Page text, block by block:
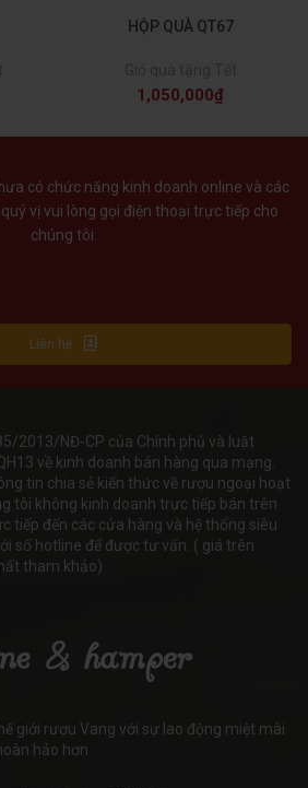
HỘP QUÀ QT67
1,050,000₫
có chức năng kinh doanh online và các
vị vui lòng gọi điện thoại trực tiếp cho
chúng tôi.
Liên hệ
2013/NĐ-CP của Chính phủ và luật
về kinh doanh bán hàng qua mạng.
tin chia sẻ kiến thức về rượu ngoại hoạt
tôi không kinh doanh trực tiếp bán trên
tiếp đến các cửa hàng và hệ thống siêu
số hotline để được tư vấn. ( giá trên
tham khảo)
giới rượu Vang với sự lao động miệt mài
hảo hơn